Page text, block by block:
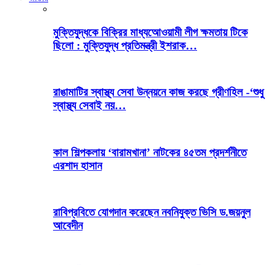
মুক্তিযুদ্ধকে বিক্রির মাধ্যআেওয়ামী লীগ ক্ষমতায় টিকে
ছিলো : মুক্তিযুদ্ধ প্রতিমন্ত্রী ইশরাক…
রাঙামাটির স্বাস্থ্য সেবা উন্নয়নে কাজ করছে গ্রীণহিল -‘শুধু
স্বাস্থ্য সেবাই নয়…
কাল শিল্পকলায় ‘বারামখানা’ নাটকের ৪৫তম প্রদর্শনীতে
এরশাদ হাসান
রাবিপ্রবিতে যোগদান করেছেন নবনিযুক্ত ভিসি ড.জয়নুল
আবেদীন